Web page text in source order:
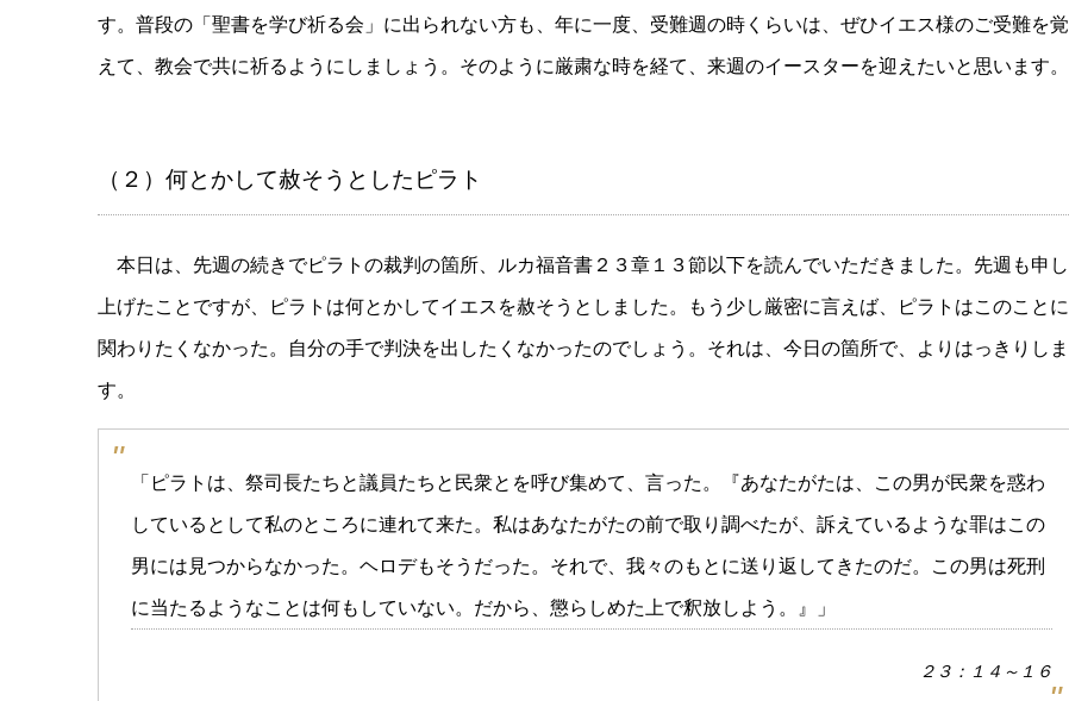
す。普段の「聖書を学び祈る会」に出られない方も、年に一度、受難週の時くらいは、ぜひイエス様のご受難を覚
えて、教会で共に祈るようにしましょう。そのように厳粛な時を経て、来週のイースターを迎えたいと思います。
（２）何とかして赦そうとしたピラト
本日は、先週の続きでピラトの裁判の箇所、ルカ福音書２３章１３節以下を読んでいただきました。先週も申し
上げたことですが、ピラトは何とかしてイエスを赦そうとしました。もう少し厳密に言えば、ピラトはこのことに
関わりたくなかった。自分の手で判決を出したくなかったのでしょう。それは、今日の箇所で、よりはっきりしま
す。
「ピラトは、祭司長たちと議員たちと民衆とを呼び集めて、言った。『あなたがたは、この男が民衆を惑わ
しているとして私のところに連れて来た。私はあなたがたの前で取り調べたが、訴えているような罪はこの
男には見つからなかった。ヘロデもそうだった。それで、我々のもとに送り返してきたのだ。この男は死刑
に当たるようなことは何もしていない。だから、懲らしめた上で釈放しよう。』」
２３：１４～１６